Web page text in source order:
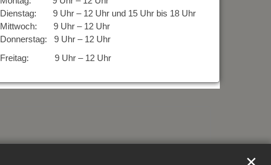
Dienstag: 9 Uhr – 12 Uhr und 15 Uhr bis 18 Uhr
Mittwoch: 9 Uhr – 12 Uhr
Donnerstag: 9 Uhr – 12 Uhr
Freitag: 9 Uhr – 12 Uhr